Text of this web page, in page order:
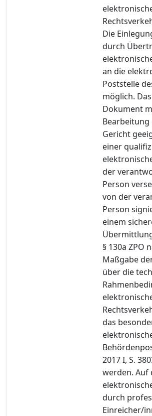
Die
durch
an die
Poststelle
möglich.
Dokument
Bearbeitung
Gericht
einer
der
Person
von der
Person
einem
§ 130a ZPO
Maßgabe
über die
das
2017 I, S.
werden. Auf
durch
Einreicher/